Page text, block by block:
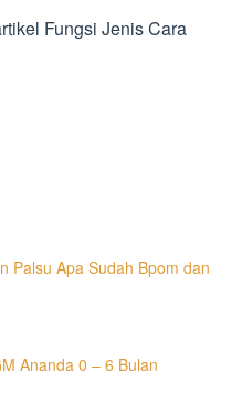
Fungsi Jenis Cara
Palsu Apa Sudah Bpom dan
Ananda 0 – 6 Bulan